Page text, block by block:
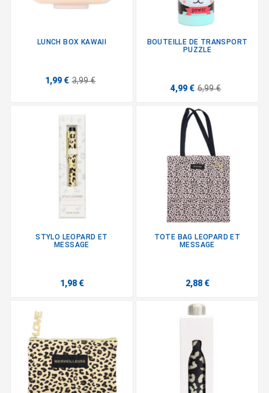
LUNCH BOX KAWAII
1,99 € 3,99 €
BOUTEILLE DE TRANSPORT
PUZZLE
4,99 € 6,99 €
STYLO LEOPARD ET
MESSAGE
1,98 €
TOTE BAG LEOPARD ET
MESSAGE
2,88 €